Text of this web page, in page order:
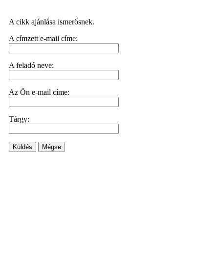
A cikk ajánlása ismerősnek.
A címzett e-mail címe:
A feladó neve:
Az Ön e-mail címe:
Tárgy:
Küldés Mégse